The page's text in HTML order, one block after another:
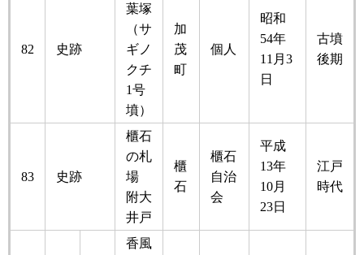
82 史跡
葉塚
（サ
ギノ
クチ
1号
墳）
加
茂
町
個人
昭和
54年
11月3
日
古墳
後期
83 史跡
櫃石
の札
場
附大
井戸
櫃
石
櫃石
自治
会
平成
13年
10月
23日
江戸
時代
香風